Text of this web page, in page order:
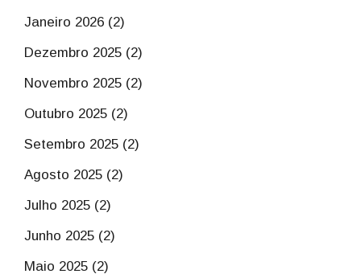
Janeiro 2026 (2)
Dezembro 2025 (2)
Novembro 2025 (2)
Outubro 2025 (2)
Setembro 2025 (2)
Agosto 2025 (2)
Julho 2025 (2)
Junho 2025 (2)
Maio 2025 (2)